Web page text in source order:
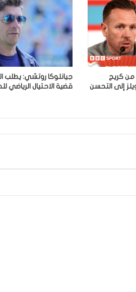
كريج
إلى التحسن
جيانلوكا روتشي: يطلب
قضية الاحتيال الرياضي